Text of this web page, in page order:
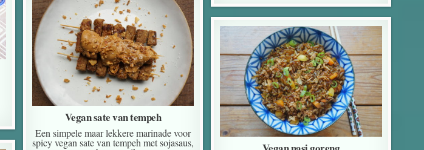
Vegan sate van tempeh
Een simpele maar lekkere marinade voor
spicy vegan sate van tempeh met sojasaus,